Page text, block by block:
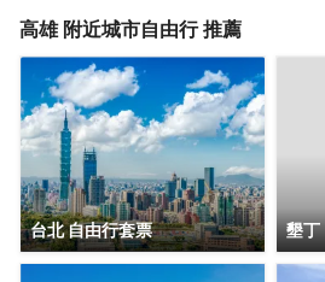
高雄附近城市自由行 推薦
台北 自由行套票 墾丁